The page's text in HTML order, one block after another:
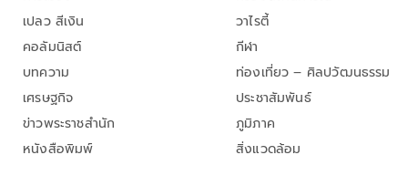
เปลว สีเงิน
คอลัมนิสต์
บทความ
เศรษฐกิจ
ข่าวพระราชสำนัก
หนังสือพิมพ์
วาไรตี้
กีฬา
ท่องเที่ยว – ศิลปวัฒนธรรม
ประชาสัมพันธ์
ภูมิภาค
สิ่งแวดล้อม